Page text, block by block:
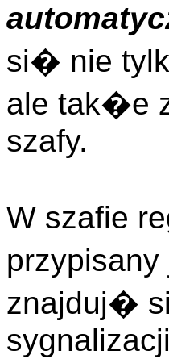
si� nie
ale tak�e
szafy.
W szafie
znajduj�